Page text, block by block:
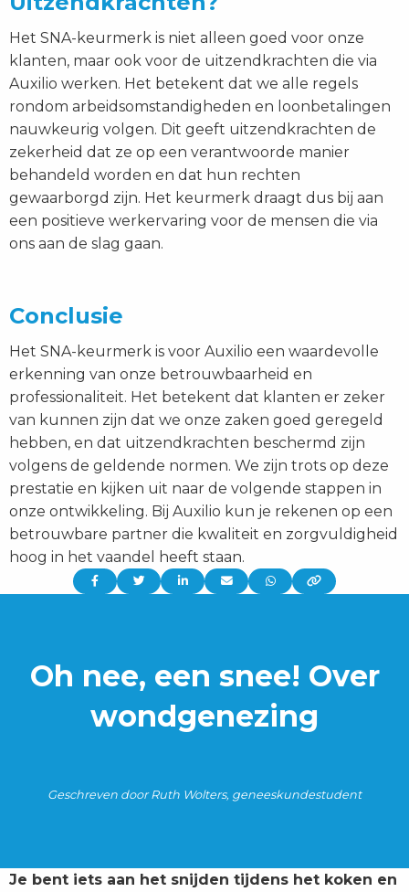
Het SNA-keurmerk is niet alleen goed voor onze
klanten, maar ook voor de uitzendkrachten die via
Auxilio werken. Het betekent dat we alle regels
rondom arbeidsomstandigheden en loonbetalingen
nauwkeurig volgen. Dit geeft uitzendkrachten de
zekerheid dat ze op een verantwoorde manier
behandeld worden en dat hun rechten
gewaarborgd zijn. Het keurmerk draagt dus bij aan
een positieve werkervaring voor de mensen die via
ons aan de slag gaan.
Conclusie
Het SNA-keurmerk is voor Auxilio een waardevolle
erkenning van onze betrouwbaarheid en
professionaliteit. Het betekent dat klanten er zeker
van kunnen zijn dat we onze zaken goed geregeld
hebben, en dat uitzendkrachten beschermd zijn
volgens de geldende normen. We zijn trots op deze
prestatie en kijken uit naar de volgende stappen in
onze ontwikkeling. Bij Auxilio kun je rekenen op een
betrouwbare partner die kwaliteit en zorgvuldigheid
hoog in het vaandel heeft staan.
Delen
Delen
Delen
Delen
Delen
Oh nee, een snee! Over
wondgenezing
Geschreven door Ruth Wolters, geneeskundestudent
Je bent iets aan het snijden tijdens het koken en